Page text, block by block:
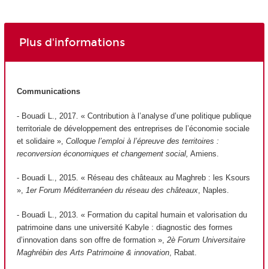
Plus d'informations
Communications
- Bouadi L., 2017. « Contribution à l’analyse d’une politique publique
territoriale de développement des entreprises de l’économie sociale
et solidaire », Colloque l’emploi à l’épreuve des territoires :
reconversion économiques et changement social, Amiens.
- Bouadi L., 2015. « Réseau des châteaux au Maghreb : les Ksours
», 1er Forum Méditerranéen du réseau des châteaux, Naples.
- Bouadi L., 2013. « Formation du capital humain et valorisation du
patrimoine dans une université Kabyle : diagnostic des formes
d’innovation dans son offre de formation », 2è Forum Universitaire
Maghrébin des Arts Patrimoine & innovation , Rabat.